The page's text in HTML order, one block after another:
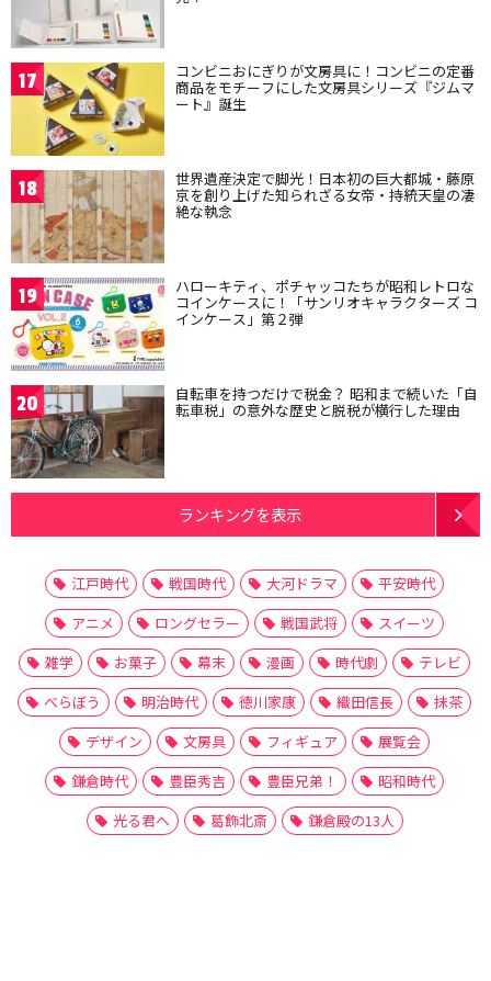
17 コンビニおにぎりが文房具に！コンビニの定番
商品をモチーフにした文房具シリーズ『ジムマ
ート』誕生
18 世界遺産決定で脚光！日本初の巨大都城・藤原
京を創り上げた知られざる女帝・持統天皇の凄
絶な執念
19 ハローキティ、ポチャッコたちが昭和レトロな
コインケースに！「サンリオキャラクターズ コ
インケース」第２弾
20 自転車を持つだけで税金？ 昭和まで続いた「自
転車税」の意外な歴史と脱税が横行した理由
ランキングを表示
江戸時代 戦国時代 大河ドラマ
平安時代
アニメ
ロングセラー 戦国武将
スイーツ
雑学
お菓子 幕末 漫画 時代劇
テレビ
べらぼう
明治時代 徳川家康 織田信長
抹茶
デザイン
文房具 フィギュア
展覧会
鎌倉時代
豊臣秀吉 豊臣兄弟！
昭和時代
光る君へ
葛飾北斎 鎌倉殿の13人